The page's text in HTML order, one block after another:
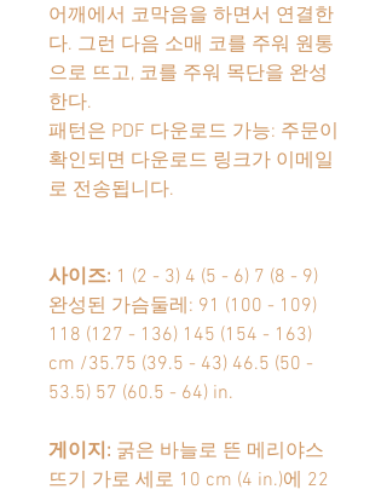
어깨에서 코막음을 하면서 연결한
다. 그런 다음 소매 코를 주워 원통
으로 뜨고, 코를 주워 목단을 완성
한다.
패턴은 PDF 다운로드 가능: 주문이
확인되면 다운로드 링크가 이메일
로 전송됩니다.
사이즈: 1 (2 - 3) 4 (5 - 6) 7 (8 - 9)
완성된 가슴둘레 : 91 (100 - 109)
118 (127 - 136) 145 (154 - 163)
cm /35.75 (39.5 - 43) 46.5 (50 -
53.5) 57 (60.5 - 64) in.
게이지 : 굵은 바늘로 뜬 메리야스
뜨기 가로 세로 10 cm (4 in.)에 22